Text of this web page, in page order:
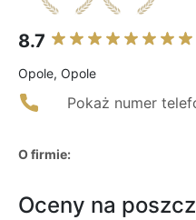
8.7
Opole, Opole
Pokaż numer
O firmie:
Oceny na